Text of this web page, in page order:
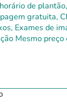
de
gratuita,
Exames de
Mesmo